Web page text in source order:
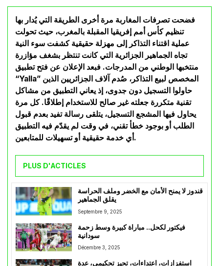
فضحت تصرفات المغاربة مرة أخرى الطريقة التي يُدار بها
تنظيم كأس أمم إفريقيا المقبلة بالمغرب، حيث تحولت
عملية اقتناء التذاكر إلى مهزلة حقيقية كشفت سوء النية
تجاه الجماهير الجزائرية التي كانت تنتظر بشغف مؤازرة
منتخبها الوطني من المدرجات. فبعد الإعلان عن فتح تطبيق
“Yalla” المخصص لبيع التذاكر، صُدم آلاف الجزائريين الذين
حاولوا التسجيل دون جدوى، إذ يعاني التطبيق من مشاكل
تقنية متكررة جعلته غير صالح للاستخدام إطلاقًا. كل مرة
يحاول فيها المشجع التسجيل، يتلقى رسالة تفيد بعدم قبول
الطلب أو بوجود خطأ تقني، في وقت لم يقدّم فيه التطبيق
أي خدمة حقيقية أو تسهيلات للمتابعين.
PLUS D'ACTICLES
قندوز لا يمنح الأمان مع الخضر وملف الحراسة
يقلق الجماهير
Septembre 9, 2025
فيكتور لكحل.. مباراة كبيرة وسط زحمة
سودانية
Décembre 3, 2025
استفزازات، اعتداءات، تحيز تحكيمي، عدة